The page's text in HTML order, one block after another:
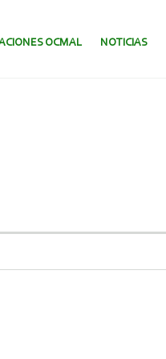
OCMAL NOTICIAS